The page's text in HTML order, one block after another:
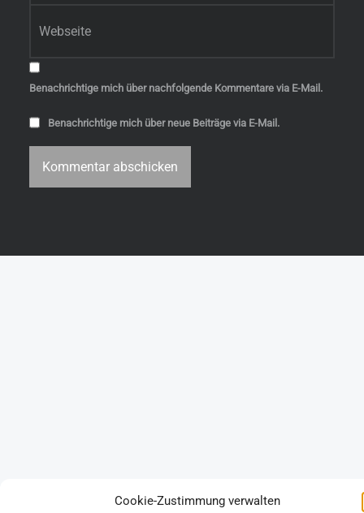
Cookie-Zustimmung verwalten
Benachrichtige mich über nachfolgende Kommentare via E-Mail.
Benachrichtige mich über neue Beiträge via E-Mail.